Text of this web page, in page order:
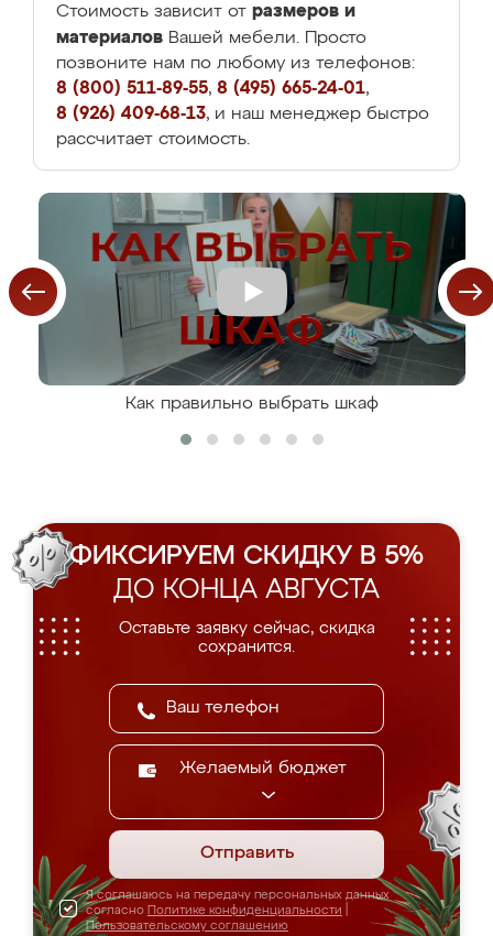
Стоимость зависит от размеров и
материалов Вашей мебели. Просто
позвоните нам по любому из телефонов:
8 (800) 511-89-55, 8 (495) 665-24-01,
8 (926) 409-68-13, и наш менеджер быстро
рассчитает стоимость.
Как правильно выбрать шкаф
ФИКСИРУЕМ СКИДКУ В 5%
ДО КОНЦА АВГУСТА
Оставьте заявку сейчас, скидка
сохранится.
Желаемый бюджет
Отправить
Я соглашаюсь на передачу персональных данных
согласно Политике конфиденциальности
Пользовательскому соглашению